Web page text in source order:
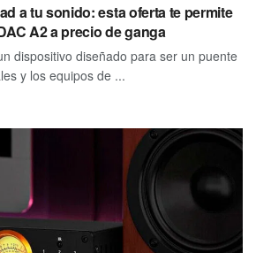
a tu sonido: esta oferta te permite
A2 a precio de ganga
dispositivo diseñado para ser un puente
y los equipos de ...